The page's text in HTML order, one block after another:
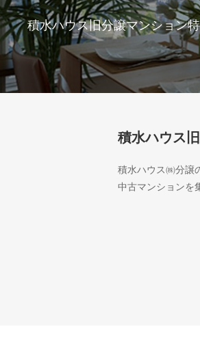
積水ハウス旧分譲マンション
積水ハウス
積水ハウス㈱分譲
中古マンションを